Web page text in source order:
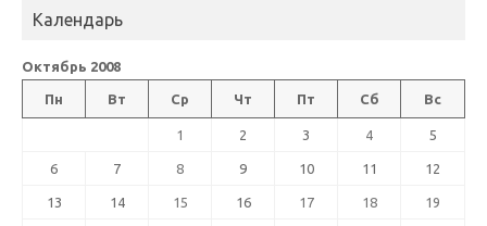
Календарь
Октябрь 2008
Пн Вт Ср Чт Пт Сб Вс
1 2 3 4 5
6 7 8 9 10 11 12
13 14 15 16 17 18 19